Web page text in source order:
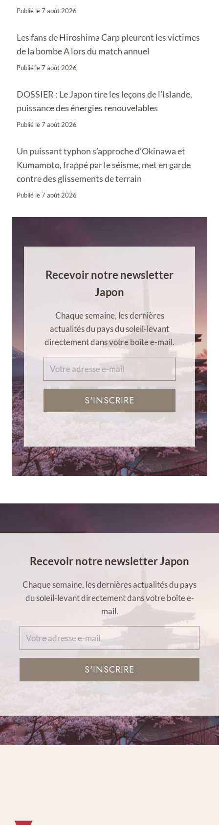
Publié le7 août 2026
Les fans de Hiroshima Carp pleurent les victimes
de la bombe A lors du match annuel
Publié le7 août 2026
DOSSIER : Le Japon tire les leçons de l’Islande,
puissance des énergies renouvelables
Publié le7 août 2026
Un puissant typhon s’approche d’Okinawa et
Kumamoto, frappé par le séisme, met en garde
contre des glissements de terrain
Publié le7 août 2026
Recevoir notre newsletter
Japon
Chaque semaine, les dernières
actualités du pays du soleil-levant
directement dans votre boîte e-mail.
S'INSCRIRE
Recevoir notre newsletter Japon
Chaque semaine, les dernières actualités du pays
du soleil-levant directement dans votre boîte e-
mail.
S'INSCRIRE